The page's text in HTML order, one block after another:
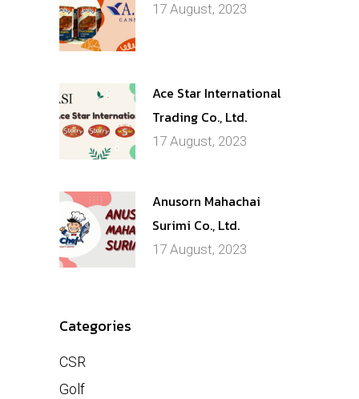
17 August, 2023
Ace Star International
Trading Co., Ltd.
17 August, 2023
Anusorn Mahachai
Surimi Co., Ltd.
17 August, 2023
Categories
CSR
Golf